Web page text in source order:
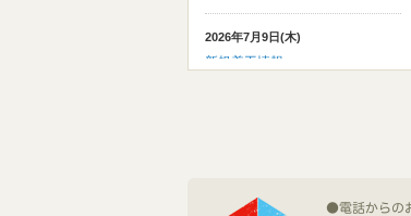
2026年7月9日(木)
新規着工情報
新規着工情報